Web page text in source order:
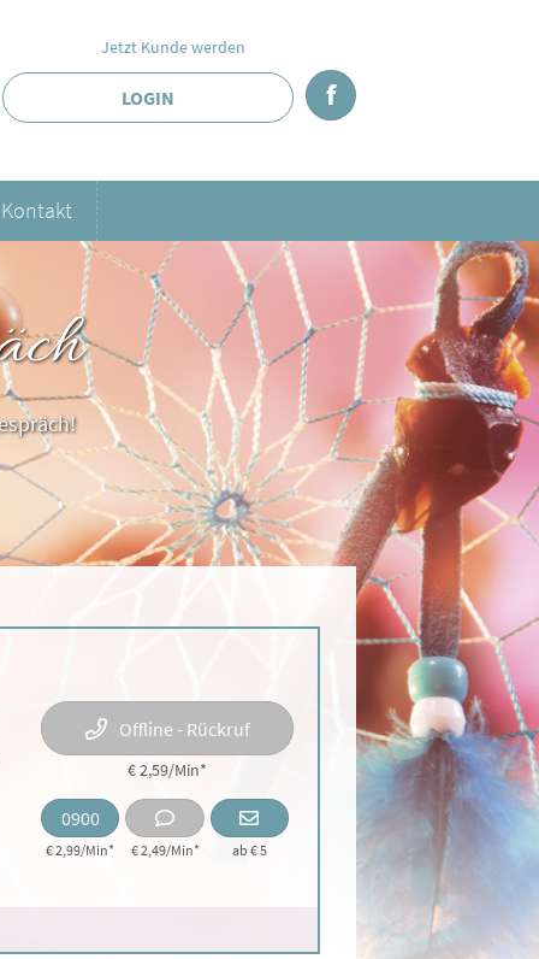
Jetzt Kunde werden
LOGIN f
Kontakt
Offline - Rückruf
€ 2,59/Min*
0900
€ 2,99/Min* € 2,49/Min* ab € 5